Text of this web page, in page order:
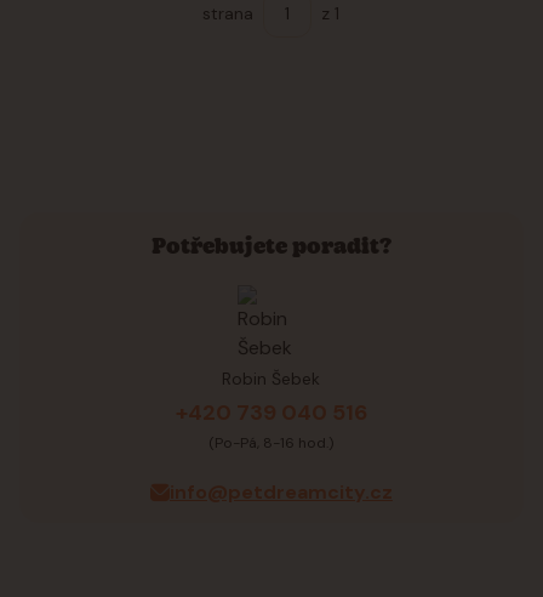
strana z 1
Potřebujete poradit?
Robin Šebek
+420 739 040 516
(Po-Pá, 8-16 hod.)
info@petdreamcity.cz